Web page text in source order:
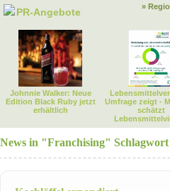
PR-Angebote
»
Johnnie Walker: Neue
Edition Black Ruby jetzt
erhältlich
Umfrage zeigt -
schätzt
News in "Franchising" Schlagwort